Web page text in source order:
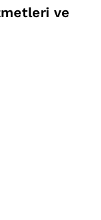
ve